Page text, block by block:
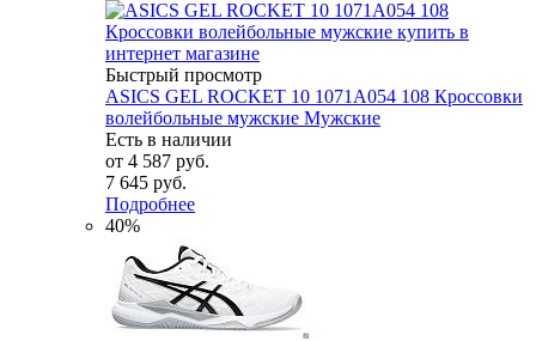
Быстрый просмотр
ASICS GEL ROCKET 10 1071A054 108 Кроссовки
волейбольные мужские Мужские
Есть в наличии
от 4 587 руб.
7 645 руб.
Подробнее
40%